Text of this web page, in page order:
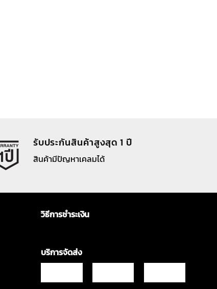
รับประกันสินค้าสูงสุด 1 ปี
สินค้ามีปัญหาเคลมได้
วิธีการชำระเงิน
บริการจัดส่ง